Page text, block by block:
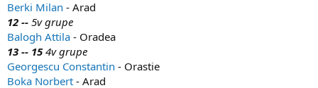
Berki Milan - Arad
12 -- 5v grupe
Balogh Attila - Oradea
13 -- 154v grupe
Georgescu Constantin - Orastie
Boka Norbert - Arad